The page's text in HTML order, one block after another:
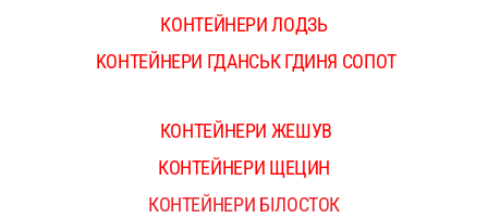
КОНТЕЙНЕРИ ЛОДЗЬ
KОНТЕЙНЕРИ ГДАНСЬК ГДИНЯ СОПОТ
КОНТЕЙНЕРИ ЖЕШУВ
КОНТЕЙНЕРИ ЩЕЦИН
КОНТЕЙНЕРИ БІЛОСТОК